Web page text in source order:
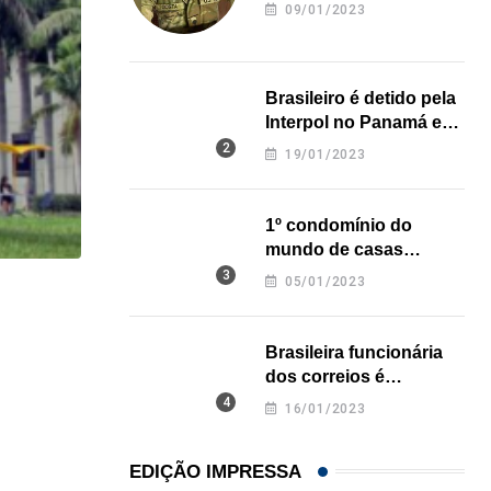
Açaí é reconhecido oficialmente como fruto
09/01/2023
Brasileiro é detido pela
Interpol no Panamá e
pode pegar prisão
19/01/2023
1º condomínio do
mundo de casas
impressas em 3D é
05/01/2023
Brasileira funcionária
dos correios é
assassinada a facadas
16/01/2023
EDIÇÃO IMPRESSA